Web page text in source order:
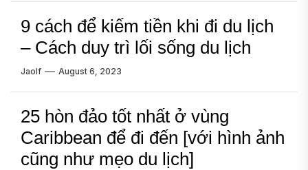
9 cách để kiếm tiền khi đi du lịch
– Cách duy trì lối sống du lịch
Jaolf August 6, 2023
25 hòn đảo tốt nhất ở vùng
Caribbean để đi đến [với hình ảnh
cũng như mẹo du lịch]